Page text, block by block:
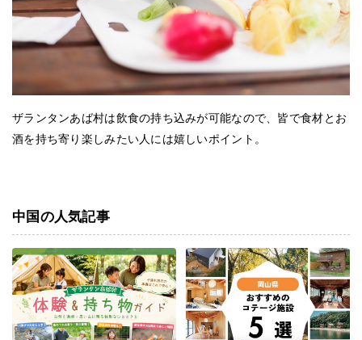
ザランタンあば村は飲食の持ち込みが可能なので、皆で食材とお
酒を持ち寄り楽しみたい人には嬉しいポイント。
中国の人気記事